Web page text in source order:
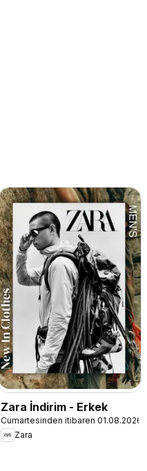
Zara İndirim - Erkek
Cumartesinden itibaren 01.08.2026
Zara